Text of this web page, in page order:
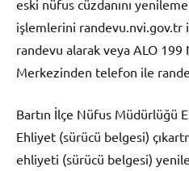
eski nüfus cüzdanını
işlemlerini
randevu alarak veya ALO 199
Merkezinden telefon ile
Bartın İlçe Nüfus Müdürlüğü
Ehliyet (sürücü belgesi)
ehliyeti (sürücü belgesi)